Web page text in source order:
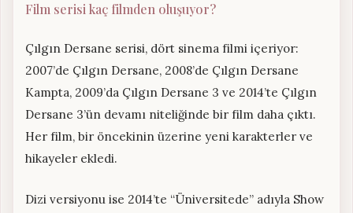
Film serisi kaç filmden oluşuyor?
Çılgın Dersane serisi, dört sinema filmi içeriyor:
2007’de Çılgın Dersane, 2008’de Çılgın Dersane
Kampta, 2009’da Çılgın Dersane 3 ve 2014’te Çılgın
Dersane 3’ün devamı niteliğinde bir film daha çıktı.
Her film, bir öncekinin üzerine yeni karakterler ve
hikayeler ekledi.
Dizi versiyonu ise 2014’te “Üniversitede” adıyla Show